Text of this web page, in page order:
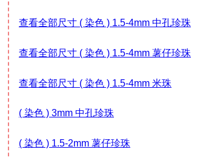
查看全部尺寸 ( 染色 ) 1.5-4mm 中孔珍珠
查看全部尺寸 ( 染色 ) 1.5-4mm 薯仔珍珠
查看全部尺寸 ( 染色 ) 1.5-4mm 米珠
( 染色 ) 3mm 中孔珍珠
( 染色 ) 1.5-2mm 薯仔珍珠